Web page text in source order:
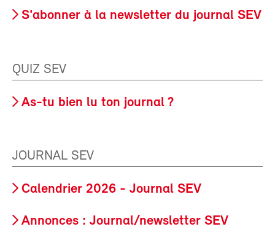
S'abonner à la newsletter du journal SEV
QUIZ SEV
As-tu bien lu ton journal ?
JOURNAL SEV
Calendrier 2026 - Journal SEV
Annonces : Journal/newsletter SEV